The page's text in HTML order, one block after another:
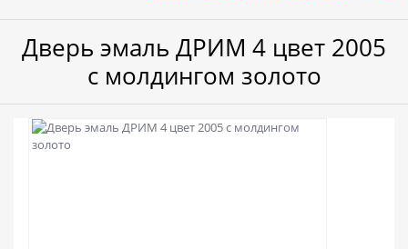
Дверь эмаль ДРИМ 4 цвет 2005
с молдингом золото